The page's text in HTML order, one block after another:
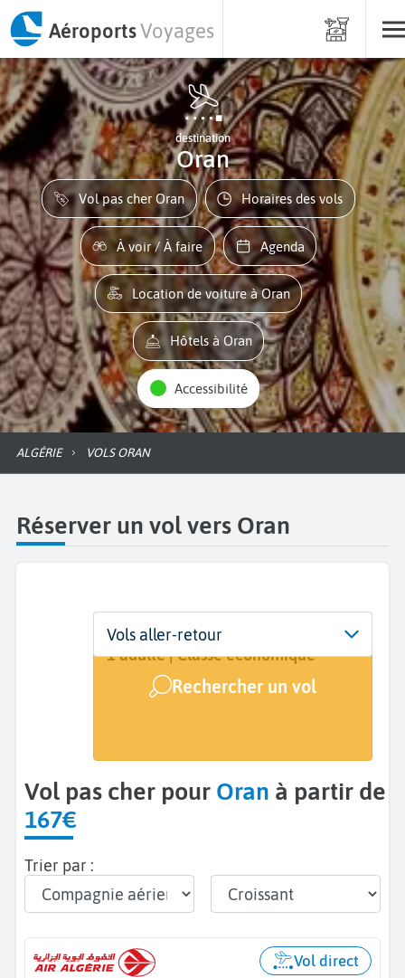
AéroportsVoyages
destination
Oran
Vol pas cher Oran Horaires des vols
À voir / À faire Agenda
Location de voiture à Oran
Hôtels à Oran
Accessibilité
ALGÉRIE VOLS ORAN
Réserver un vol vers Oran
Départ
De...
Dates
Dates de votre voyage
Voyageurs | Classe
1 adulte | Classe économique
Rechercher un vol
Vols aller-retour
Vol pas cher pour Oran à partir de
167€
Trier par :
Vol direct